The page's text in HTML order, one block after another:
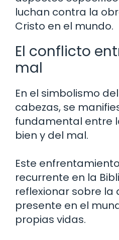
luchan contra la
Cristo en el mundo.
El conflicto
mal
En el simbolismo
cabezas, se
fundamental entre
bien y del mal.
Este
recurrente en la
reflexionar sobre la
presente en el
propias vidas.